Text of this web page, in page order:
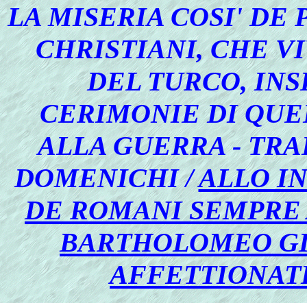
LA MISERIA COSI' DE
CHRISTIANI, CHE
DEL TURCO,
CERIMONIE DI
ALLA GUERRA -
DOMENICHI /ALLO
DE ROMANI
BARTHOLOMEO